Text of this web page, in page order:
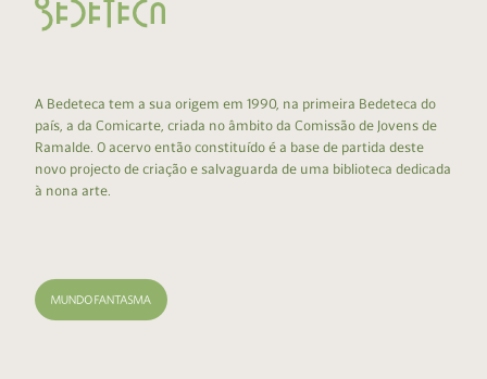
A Bedeteca tem a sua origem em 1990, na primeira Bedeteca do
país, a da Comicarte, criada no âmbito da Comissão de Jovens de
Ramalde. O acervo então constituído é a base de partida deste
novo projecto de criação e salvaguarda de uma biblioteca dedicada
à nona arte.